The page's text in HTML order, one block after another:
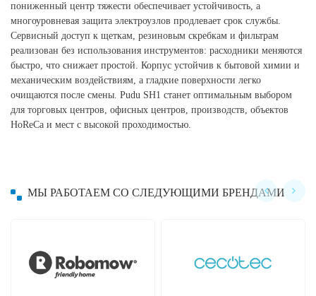
пониженный центр тяжести обеспечивает устойчивость, а
многоуровневая защита электроузлов продлевает срок службы.
Сервисный доступ к щеткам, резиновым скребкам и фильтрам
реализован без использования инструментов: расходники меняются
быстро, что снижает простой. Корпус устойчив к бытовой химии и
механическим воздействиям, а гладкие поверхности легко
очищаются после смены. Pudu SH1 станет оптимальным выбором
для торговых центров, офисных центров, производств, объектов
HoReCa и мест с высокой проходимостью.
МЫ РАБОТАЕМ СО СЛЕДУЮЩИМИ БРЕНДАМИ